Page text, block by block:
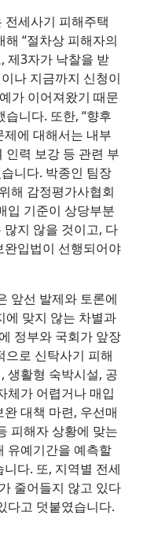
전세사기 피해주택
“절차상 피해자의
제3자가 낙찰을 받
나 지금까지 신청이
가 이어져왔기 때문
니다. 또한, “향후
에 대해서는 내부
인력 보강 등 관련 부
니다. 박종인 팀장
해 감정평가사협회
입 기준이 상당부분
지 않을 것이고, 다
입법이 선행되어야
앞선 발제와 토론에
에 맞지 않는 차별과
정부와 국회가 앞장
으로 신탁사기 피해
생활형 숙박시설, 공
체가 어렵거나 매입
대책 마련, 우선매
피해자 상황에 맞는
유예기간을 예측할
다. 또, 지역별 전세
줄어들지 않고 있다
다고 덧붙였습니다.